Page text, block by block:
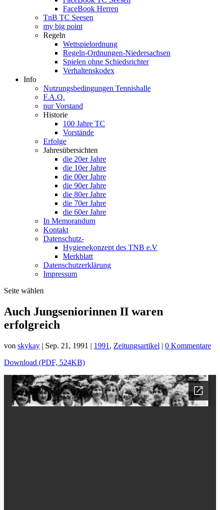
FaceBook Herren
TnB TC Seesen
my big point
Regeln
Wettspielordnung
Regeln-Ordnungen-Niedersachsen
Spielen ohne Schiedsrichter
Verhaltenskodex
Info
Nutzungsbedingungen Tennishalle
F.A.Q.
nur Vorstand
Historie
100 Jahre TC
Vorstände
Erfolge
Jahresübersichten
die 20er Jahre
die 10er Jahre
die 00er Jahre
die 90er Jahre
die 80er Jahre
die 70er Jahre
die 60er Jahre
In Memorandum
Kontakt
Datenschutz-
Hygienekonzept des TNB e.V
Merkblatt
Datenschutzerklärung
Impressum
Seite wählen
Auch Jungseniorinnen II waren
erfolgreich
von skykay | Sep. 21, 1991 | 1991 , Zeitungsartikel | 0 Kommentare
Download (PDF, 524KB)